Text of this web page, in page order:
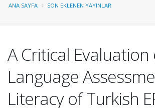
ANA SAYFA SON EKLENEN YAYINLAR
A Critical
Language
Literacy of Turkish